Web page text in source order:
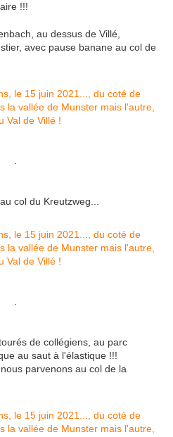
!!!
au dessus de Villé,
avec pause banane au col de
col du Kreutzweg...
de collégiens, au parc
au saut à l'élastique !!!
parvenons au col de la